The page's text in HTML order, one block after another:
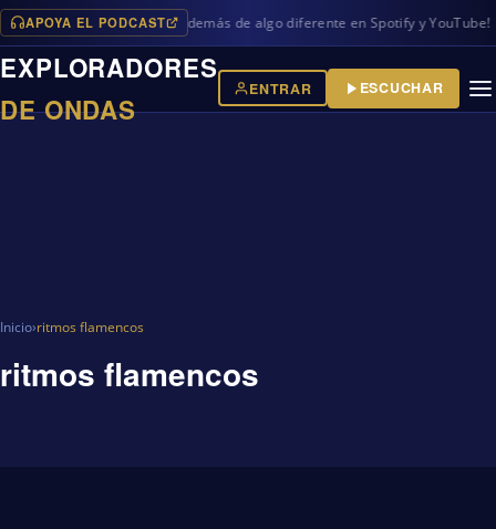
APOYA EL PODCAST
programas en iVoox, además de algo diferente en Spotify y YouTube!
EXPLORADORES
DE ONDAS
ENTRAR ESCUCHAR
Inicio›ritmos flamencos
ritmos flamencos